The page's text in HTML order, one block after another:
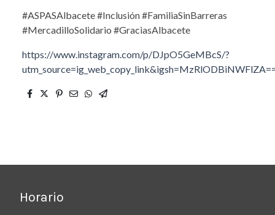
#ASPASAlbacete #Inclusión #FamiliaSinBarreras
#MercadilloSolidario #GraciasAlbacete
https://www.instagram.com/p/DJpO5GeMBcS/?
Horario